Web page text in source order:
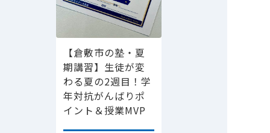
【倉敷市の塾・夏
期講習】生徒が変
わる夏の2週目！学
年対抗がんばりポ
イント＆授業MVP